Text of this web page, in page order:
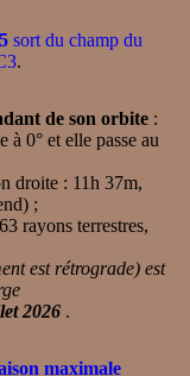
sort du champ du
.
de son orbite:
à 0° et elle passe au
droite : 11h 37m,
;
rayons terrestres,
est rétrograde) est
2026 .
maximale